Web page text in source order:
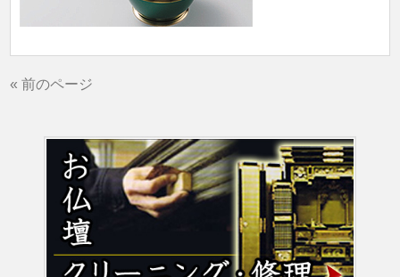
« 前のページ